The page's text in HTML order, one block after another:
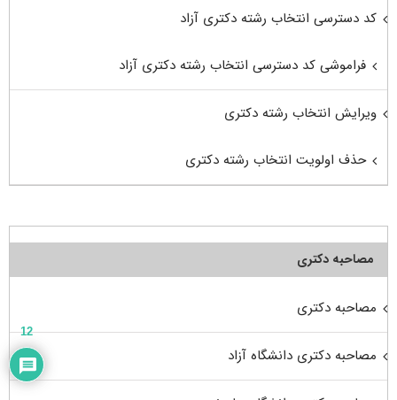
کد دسترسی انتخاب رشته دکتری آزاد
فراموشی کد دسترسی انتخاب رشته دکتری آزاد
ویرایش انتخاب رشته دکتری
حذف اولویت انتخاب رشته دکتری
مصاحبه دکتری
مصاحبه دکتری
مصاحبه دکتری دانشگاه آزاد
12